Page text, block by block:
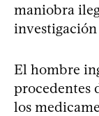
maniobra
El hombre
procedentes
los